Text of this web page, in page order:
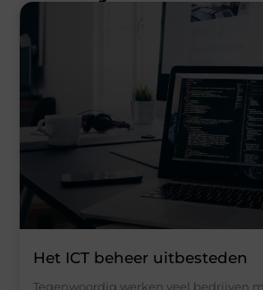
Het ICT beheer uitbesteden
Tegenwoordig werken veel bedrijven